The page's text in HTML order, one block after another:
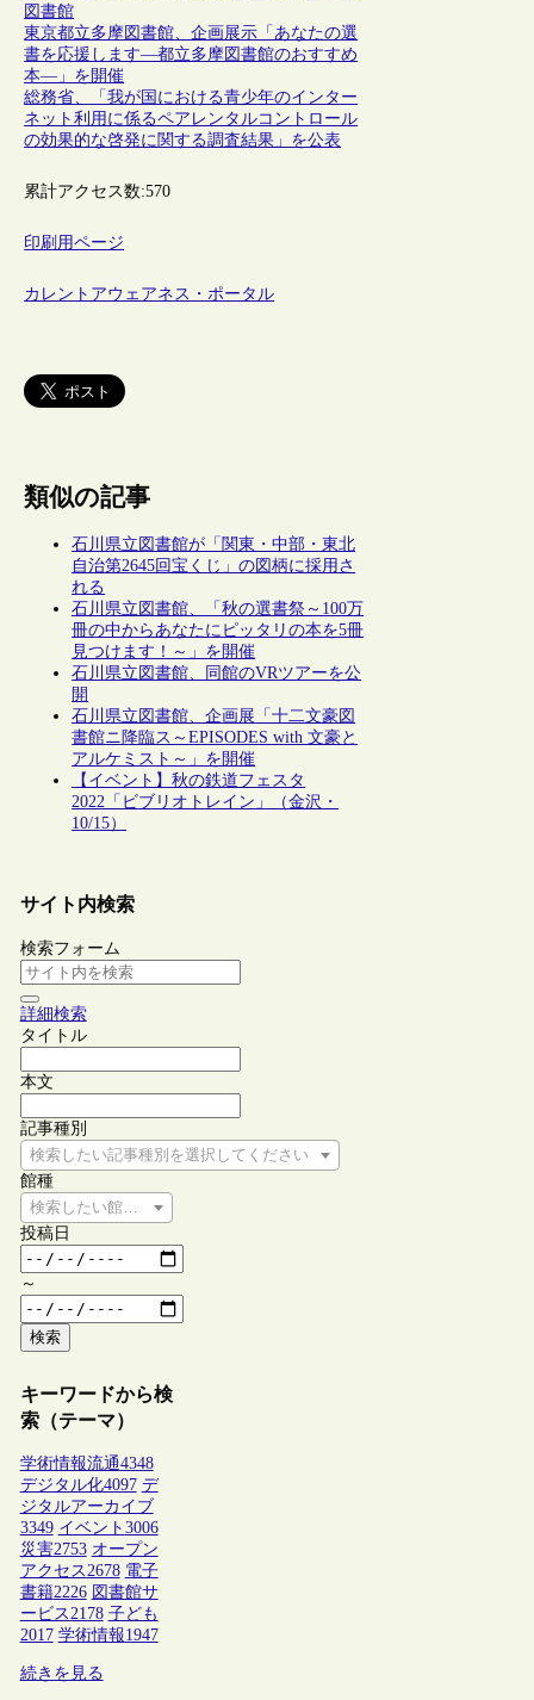
図書館
東京都立多摩図書館、企画展示「あなたの選
書を応援します―都立多摩図書館のおすすめ
本―」を開催
総務省、「我が国における青少年のインター
ネット利用に係るペアレンタルコントロール
の効果的な啓発に関する調査結果」を公表
累計アクセス数:570
印刷用ページ
カレントアウェアネス・ポータル
類似の記事
石川県立図書館が「関東・中部・東北
自治第2645回宝くじ」の図柄に採用さ
れる
石川県立図書館、「秋の選書祭～100万
冊の中からあなたにピッタリの本を5冊
見つけます！～」を開催
石川県立図書館、同館のVRツアーを公
開
石川県立図書館、企画展「十二文豪図
書館ニ降臨ス～EPISODES with 文豪と
アルケミスト～」を開催
【イベント】秋の鉄道フェスタ
2022「ビブリオトレイン」（金沢・
10/15）
サイト内検索
検索フォーム
詳細検索
タイトル
本文
記事種別
検索したい記事種別を選択してください
館種
検索したい館種を選択してください
投稿日
～
検索
キーワードから検
索（テーマ）
学術情報流通4348
デジタル化4097 デ
ジタルアーカイブ
3349 イベント 3006
災害2753 オープン
アクセス2678 電子
書籍2226 図書館サ
ービス2178 子ども
2017 学術情報1947
続きを見る